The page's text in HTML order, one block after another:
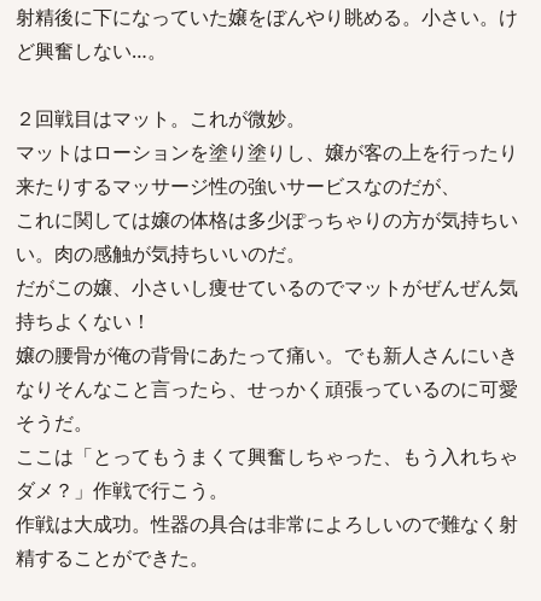
射精後に下になっていた嬢をぼんやり眺める。小さい。け
ど興奮しない…。
２回戦目はマット。これが微妙。
マットはローションを塗り塗りし、嬢が客の上を行ったり
来たりするマッサージ性の強いサービスなのだが、
これに関しては嬢の体格は多少ぽっちゃりの方が気持ちい
い。肉の感触が気持ちいいのだ。
だがこの嬢、小さいし痩せているのでマットがぜんぜん気
持ちよくない！
嬢の腰骨が俺の背骨にあたって痛い。でも新人さんにいき
なりそんなこと言ったら、せっかく頑張っているのに可愛
そうだ。
ここは「とってもうまくて興奮しちゃった、もう入れちゃ
ダメ？」作戦で行こう。
作戦は大成功。性器の具合は非常によろしいので難なく射
精することができた。